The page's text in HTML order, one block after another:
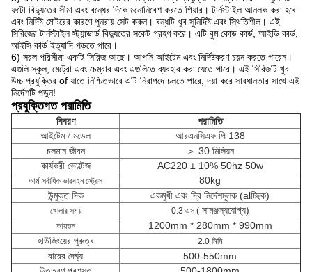
ফটো বিদ্যুতের সীমা এবং বন্ধের দিকে মনোনিবেশ করতে গিয়ার। টার্নস্টাইল আনলক করা হবে
এবং নির্দিষ্ট মোটরের কারণে পুনরায় সেট করুন। বন্ধটি খুব সুনির্দিষ্ট এবং স্থিতিশীল। এই
সিরিজের টার্নস্টাইল স্ট্যান্ডার্ড বিদ্যুতের সকেট গ্রহণ করে। এটি বুম কোড কার্ড, আইডি কার্ড,
আইসি কার্ড ইত্যাদি পড়তে পারে।
6) সরল পরিসীমা একটি সিরিজ আছে। আপনি আইটেম এবং নির্দিষ্টকরণ চয়ন করতে পারেন।
এগুলি স্কুল, মেট্রো এবং চেম্বার এবং এগুলিতে ব্যবহার করা যেতে পারে। এই সিরিজটি খুব
উচ্চ প্রযুক্তির of যাতে নিশ্চিতভাবে এটি নিরাপদে চলতে পারে, দয়া করে সাবধানতার সাথে এই
নির্দেশটি পড়ুন!
প্রযুক্তিগত পরামিতি
বিবরণ পরামিতি
আইটেম / মডেল
আরএনসিএফ পি 138
চলমান জীবন
＞ 30 মিলিয়ন
কার্যকরী ভোল্টেজ
AC220 ± 10% 50hz 50w
আর্ম সর্বাধিক ভারবহন স্ট্রেস
80kg
উন্মুক্ত দিক
একমুখী এবং দ্বি নির্দেশমূলক (alচ্ছিক)
খোলার সময় 0.3 এস (সামঞ্জস্যযোগ্য)
আয়তন
1200mm * 280mm * 990mm
হাউজিংয়ের পুরুত্ব
2.0 মিমি
বারের দৈর্ঘ্য
500-550mm